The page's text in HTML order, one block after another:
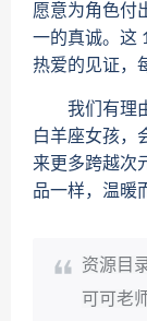
愿意为角色付
一的真诚。这
热爱的见证，
我们有理由
白羊座女孩，
来更多跨越次
品一样，温暖
资源目
可可老